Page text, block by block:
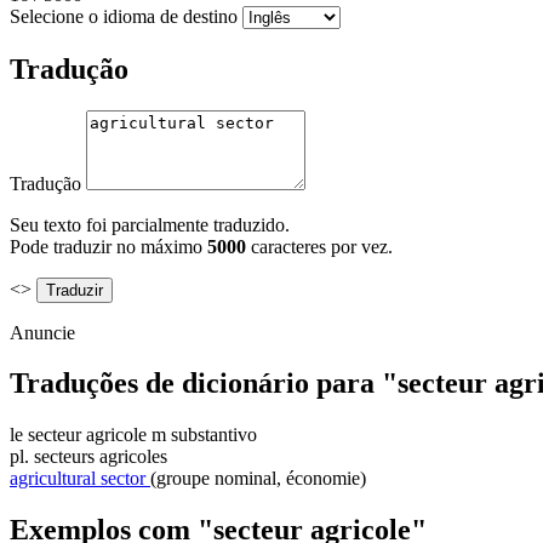
Selecione o idioma de destino
Tradução
Tradução
Seu texto foi parcialmente traduzido.
Pode traduzir no máximo 5000 caracteres por vez.
<>
Anuncie
Traduções de dicionário para "secteur
le secteur agricole m substantivo
pl. secteurs agricoles
agricultural sector (groupe nominal, économie)
Exemplos com "secteur agricole"